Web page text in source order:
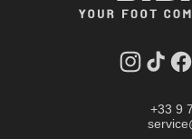
Instagram
Tik
+33 9